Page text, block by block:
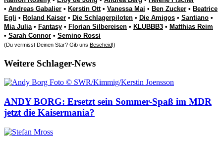
• Andreas Gabalier • Kerstin Ott• Vanessa Mai • Ben Zucker • Beatrice
Egli • Roland Kaiser • Die Schlagerpiloten • Die Amigos • Santiano •
Mia Julia• Fantasy • Florian Silbereisen • KLUBBB3 • Matthias Reim
• Sarah Connor • Semino Rossi
(Du vermisst Deinen Star? Gib uns Bescheid!)
Weitere Schlager-News
ANDY BORG: Ersetzt sein Sommer-Spaß im MDR
jetzt die Kaisermania?